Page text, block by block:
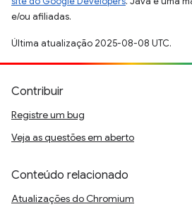
e/ou afiliadas.
Última atualização 2025-08-08 UTC.
Contribuir
Registre um bug
Veja as questões em aberto
Conteúdo relacionado
Atualizações do Chromium